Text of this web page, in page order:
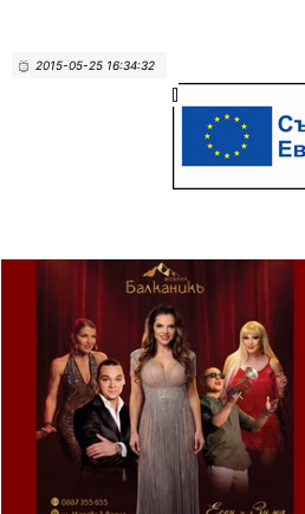
2015-05-25 16:34:32